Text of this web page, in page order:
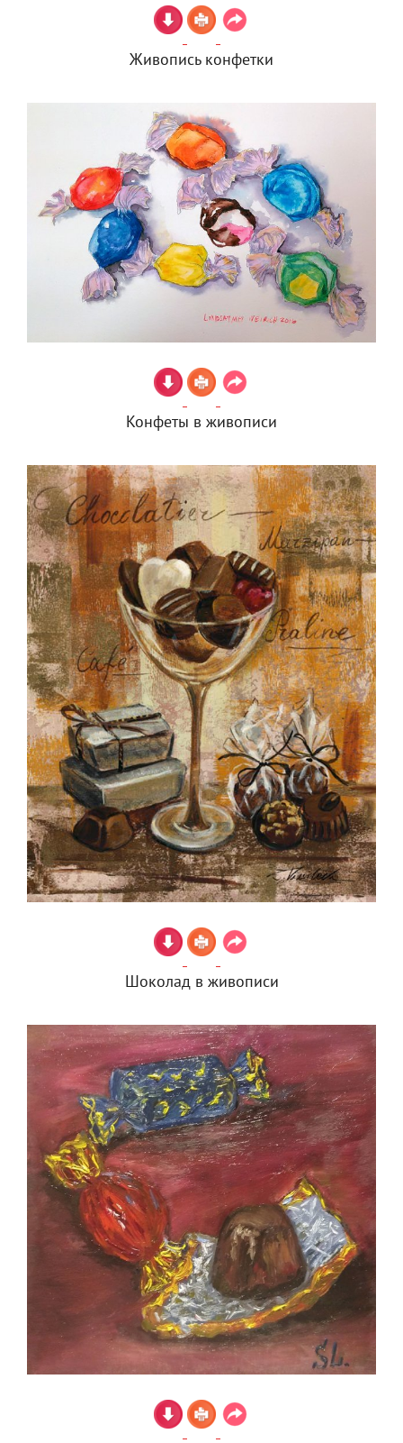
Живопись конфетки
Конфеты в живописи
Шоколад в живописи